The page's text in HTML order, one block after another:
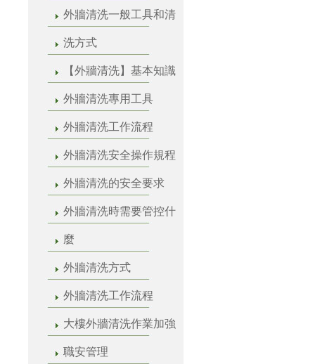
外牆清洗一般工具和清
洗方式
【外牆清洗】基本知識
外牆清洗專用工具
外牆清洗工作流程
外牆清洗安全操作規程
外牆清洗的安全要求
外牆清洗時需要管控什
麼
外牆清洗方式
外牆清洗工作流程
大樓外牆清洗作業加強
職安管理